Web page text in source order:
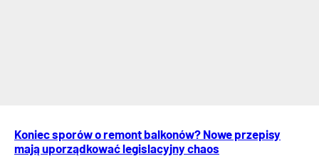
Koniec sporów o remont balkonów? Nowe przepisy
mają uporządkować legislacyjny chaos